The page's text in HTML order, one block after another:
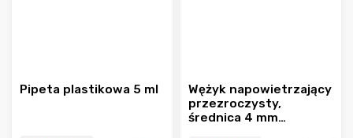
Pipeta plastikowa 5 ml
Wężyk napowietrzający
przezroczysty,
średnica 4 mm